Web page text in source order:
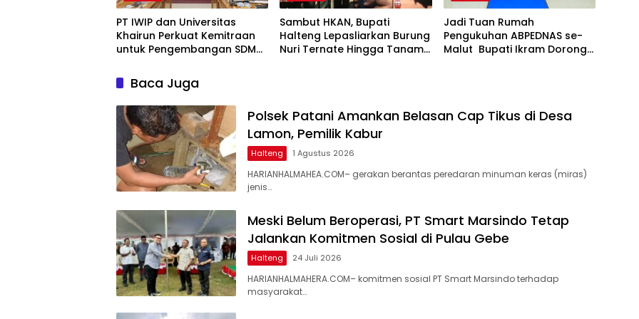
PT IWIP dan Universitas
Khairun Perkuat Kemitraan
untuk Pengembangan SDM
Sambut HKAN, Bupati
Halteng Lepasliarkan Burung
Nuri Ternate Hingga Tanam
Jadi Tuan Rumah
Pengukuhan ABPEDNAS se-
Malut Bupati Ikram Dorong
Baca Juga
Polsek Patani Amankan Belasan Cap Tikus di Desa
Lamon, Pemilik Kabur
Halteng 1 Agustus 2026
‎HARIANHALMAHEA.COM– gerakan berantas peredaran minuman keras (miras)
jenis…
Meski Belum Beroperasi, PT Smart Marsindo Tetap
Jalankan Komitmen Sosial di Pulau Gebe
Halteng 24 Juli 2026
HARIANHALMAHERA.COM– komitmen sosial PT Smart Marsindo terhadap
masyarakat…